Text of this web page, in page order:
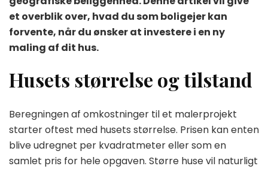
et overblik over, hvad du som boligejer kan
forvente, når du ønsker at investere i en ny
maling af dit hus.
Husets størrelse og tilstand
Beregningen af omkostninger til et malerprojekt
starter oftest med husets størrelse. Prisen kan enten
blive udregnet per kvadratmeter eller som en
samlet pris for hele opgaven. Større huse vil naturligt